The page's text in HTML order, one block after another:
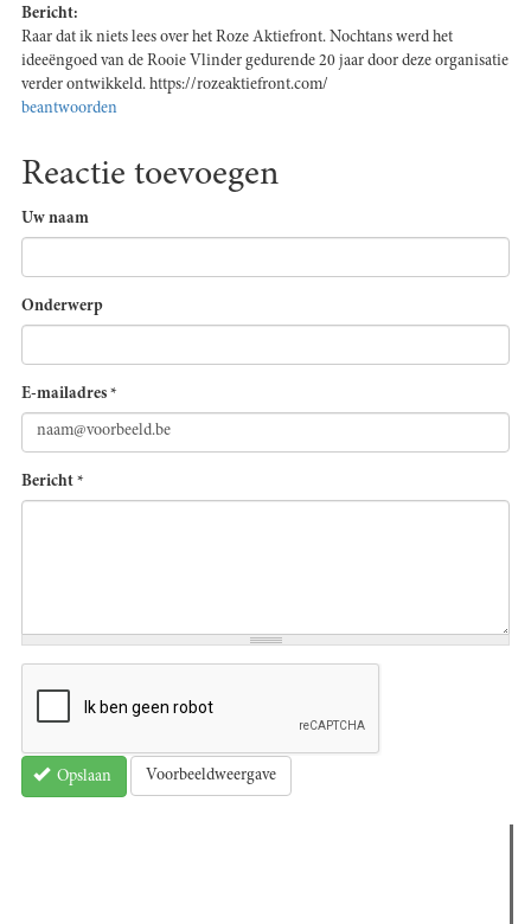
Bericht:
Raar dat ik niets lees over het Roze Aktiefront. Nochtans werd het
ideeëngoed van de Rooie Vlinder gedurende 20 jaar door deze organisatie
verder ontwikkeld. https://rozeaktiefront.com/
beantwoorden
Reactie toevoegen
Uw naam
Onderwerp
E-mailadres *
Bericht *
Opslaan Voorbeeldweergave